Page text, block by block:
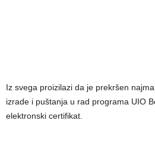
Iz svega proizilazi da je prekršen
izrade i puštanja u rad programa UIO
elektronski certifikat.